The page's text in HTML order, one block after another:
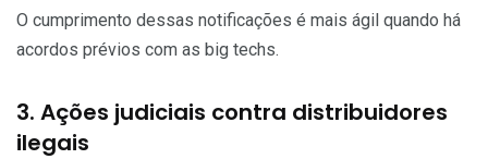
O cumprimento dessas notificações é mais ágil quando há
acordos prévios com as big techs.
3. Ações judiciais contra distribuidores
ilegais